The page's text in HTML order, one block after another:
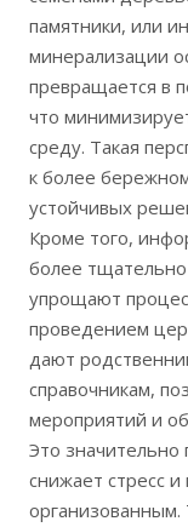
памятники, или
минерализации
превращается в
что
среду. Такая
к более
устойчивых
Кроме того,
более
упрощают
проведением
дают
справочникам,
мероприятий и
Это
снижает стресс